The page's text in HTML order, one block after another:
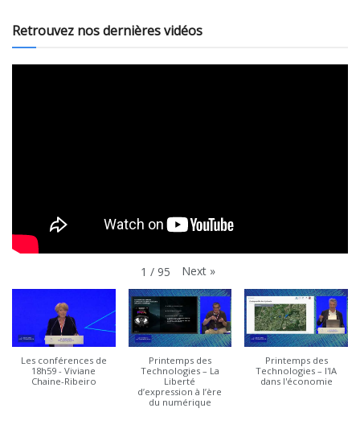
Retrouvez nos dernières vidéos
1 / 95 Next »
Les conférences de
18h59 - Viviane
Chaine-Ribeiro
Printemps des
Technologies – La
Liberté
d’expression à l’ère
du numérique
Printemps des
Technologies – l'IA
dans l'économie